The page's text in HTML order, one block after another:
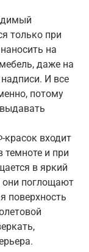
только при
на
даже на
И все
потому
входит
темноте и при
в яркий
поглощают
поверхность